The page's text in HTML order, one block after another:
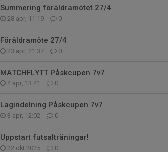
Summering föräldramötet 27/4
28 apr, 11:19 0
Föräldramöte 27/4
23 apr, 21:37 0
MATCHFLYTT Påskcupen 7v7
4 apr, 13:41 0
Lagindelning Påskcupen 7v7
3 apr, 12:02 0
Uppstart futsalträningar!
22 okt 2025 0